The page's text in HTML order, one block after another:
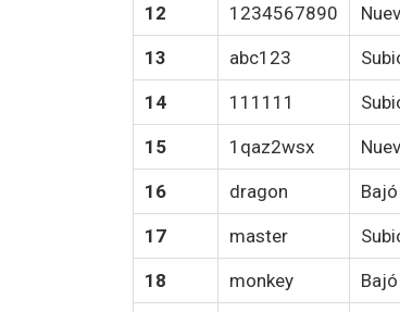
12 1234567890
13 abc123
14 111111
15 1qaz2wsx
16 dragon
17 master
18 monkey